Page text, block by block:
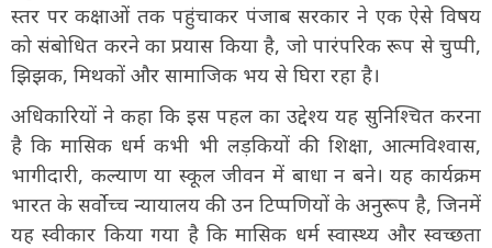
स्तर पर कक्षाओं तक पहुंचाकर पंजाब सरकार ने एक ऐसे विषय
को संबोधित करने का प्रयास किया है, जो पारंपरिक रूप से चुप्पी,
झिझक, मिथकों और सामाजिक भय से घिरा रहा है।
अधिकारियों ने कहा कि इस पहल का उद्देश्य यह सुनिश्चित करना
है कि मासिक धर्म कभी भी लड़कियों की शिक्षा, आत्मविश्वास,
भागीदारी, कल्याण या स्कूल जीवन में बाधा न बने। यह कार्यक्रम
भारत के सर्वोच्च न्यायालय की उन टिप्पणियों के अनुरूप है, जिनमें
यह स्वीकार किया गया है कि मासिक धर्म स्वास्थ्य और स्वच्छता